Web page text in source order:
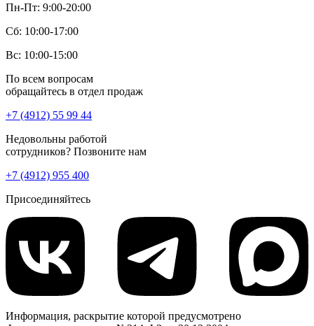
Пн-Пт: 9:00-20:00
Сб: 10:00-17:00
Вс: 10:00-15:00
По всем вопросам
обращайтесь в отдел продаж
+7 (4912) 55 99 44
Недовольны работой
сотрудников? Позвоните нам
+7 (4912) 955 400
Присоединяйтесь
Информация, раскрытие которой предусмотрено